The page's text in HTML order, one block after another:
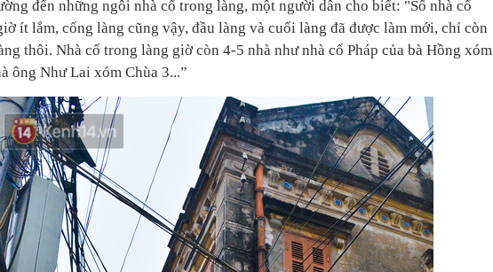
đến những ngôi nhà cổ trong làng, một người dân cho biết: "Số nhà cổ
ít lắm, cổng làng cũng vậy, đầu làng và cuối làng đã được làm mới, chỉ còn
thôi. Nhà cổ trong làng giờ còn 4-5 nhà như nhà cổ Pháp của bà Hồng xóm
ông Như Lai xóm Chùa 3...”